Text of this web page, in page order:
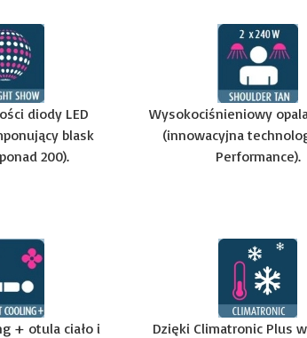
diody LED
blask
200).
Wysokociśnieniowy
(innowacyjna
Performance).
+ otula ciało i
Dzięki Climatronic Plus